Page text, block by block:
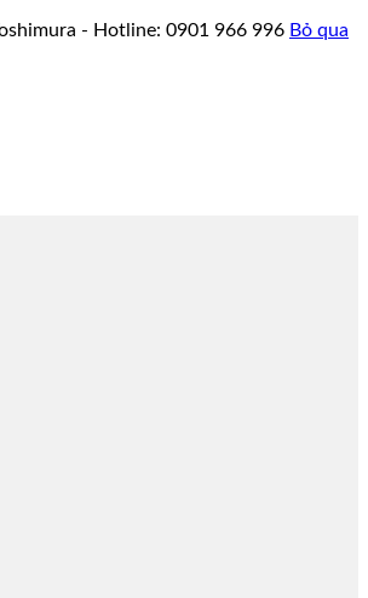
- Hotline: 0901 966 996 Bỏ qua